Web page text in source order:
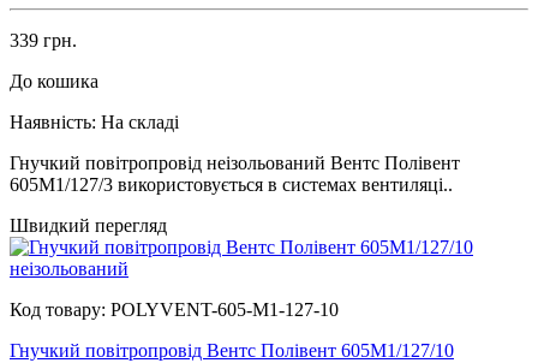
339 грн.
До кошика
Наявність: На складі
Гнучкий повітропровід неізольований Вентс Полівент
605М1/127/3 використовується в системах вентиляці..
Швидкий перегляд
Код товару: POLYVENT-605-M1-127-10
Гнучкий повітропровід Вентс Полівент 605М1/127/10